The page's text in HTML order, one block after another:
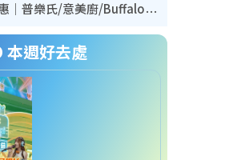
廚具優惠｜普樂氏/意美廚/Buffalo廚具低至3折！$89起買煎鍋／炒鑊／個人鍋 同場小家電激減至$99起
本週好去處